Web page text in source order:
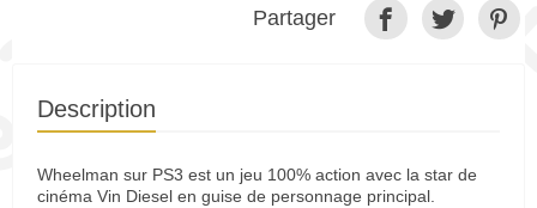
Partager
Description
Wheelman sur PS3 est un jeu 100% action avec la star de
cinéma Vin Diesel en guise de personnage principal.